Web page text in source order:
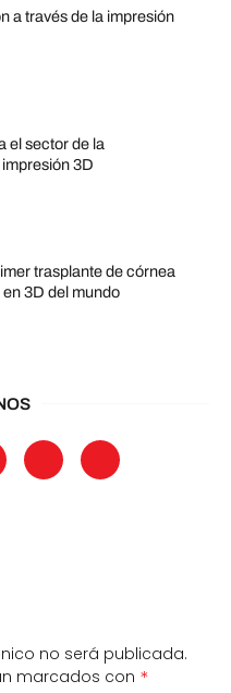
a través de la impresión
el sector de la
3D
trasplante de córnea
3D del mundo
no será publicada.
marcados con *